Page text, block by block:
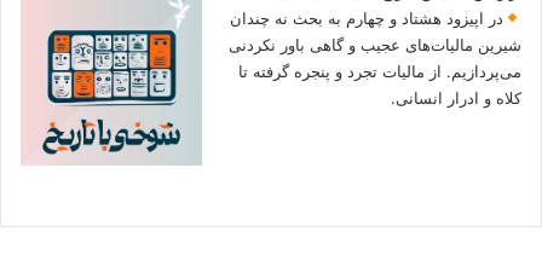
در اپیزود هشتاد و چهارم به بحث نه چندان
شیرین مالیات‌های عجیب و گاهی باور نکردنی‌
می‌پردازیم. از مالیات تجرد و پنجره گرفته تا
کلاه و ادرار انسانی.